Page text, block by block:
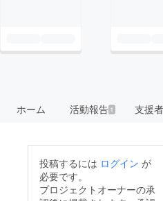
ホーム 活動報告1 支援者
投稿するには ログイン が
必要です。
プロジェクトオーナーの承